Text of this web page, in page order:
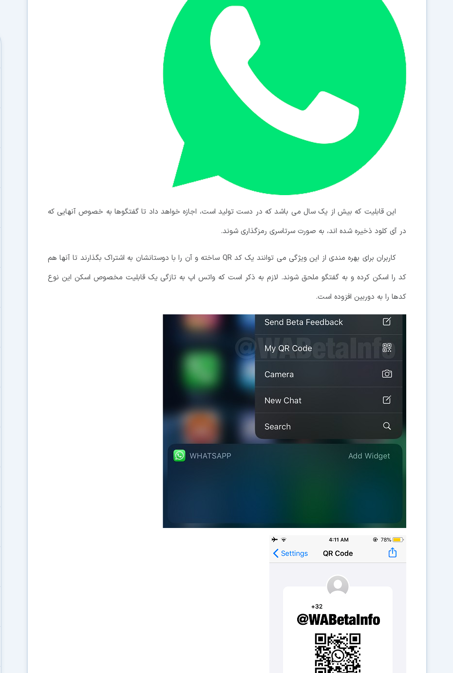
این قابلیت که بیش از یک سال می باشد که در دست تولید است، اجازه خواهد داد تا گفتگوها به خصوص آنهایی که
در آی کلود ذخیره شده اند، به صورت سرتاسری رمزگذاری شوند.
کاربران برای بهره مندی از این ویژگی می توانند یک کد QR ساخته و آن را با دوستانشان به اشتراک بگذارند تا آنها هم
کد را اسکن کرده و به گفتگو ملحق شوند. لازم به ذکر است که واتس اپ به تازگی یک قابلیت مخصوص اسکن این نوع
کدها را به دوربین افزوده است.